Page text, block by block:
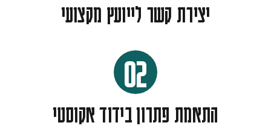
יצירת קשר לייועץ מקצועי
02
התאמת פתרון בידוד אקוסטי